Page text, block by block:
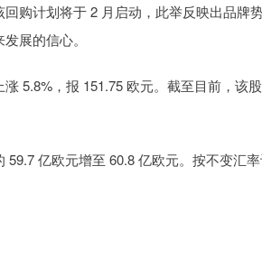
计划将于 2 月启动，此举反映出品牌
展的信心。
，报 151.75 欧元。截至目前，该
亿欧元增至 60.8 亿欧元。按不变汇